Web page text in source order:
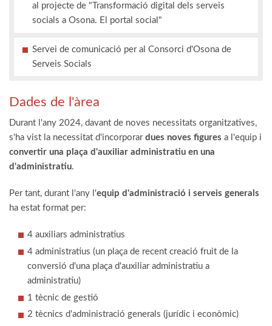
al projecte de "Transformació digital dels serveis
socials a Osona. El portal social"
Servei de comunicació per al Consorci d'Osona de
Serveis Socials
Dades de l'àrea
Durant l'any 2024, davant de noves necessitats organitzatives,
s'ha vist la necessitat d'incorporar dues noves figures a l'equip i
convertir una plaça d'auxiliar administratiu en una
d'administratiu.
Per tant, durant l'any l'equip d'administració i serveis generals
ha estat format per:
4 auxiliars administratius
4 administratius (un plaça de recent creació fruit de la
conversió d'una plaça d'auxiliar administratiu a
administratiu)
1 tècnic de gestió
2 tècnics d'administració generals (jurídic i econòmic)